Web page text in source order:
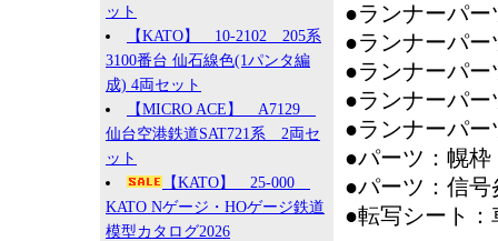
ット
【KATO】 10-2102 205系
3100番台 仙石線色(1パンタ編
成) 4両セット
【MICRO ACE】 A7129
仙台空港鉄道SAT721系 2両セ
ット
【KATO】 25-000
KATO Nゲージ・HOゲージ鉄道
模型カタログ2026
●ランナーパ
●ランナーパ
●ランナーパ
●ランナーパ
●ランナーパ
●パーツ：幌枠
●パーツ：信
●転写シート：